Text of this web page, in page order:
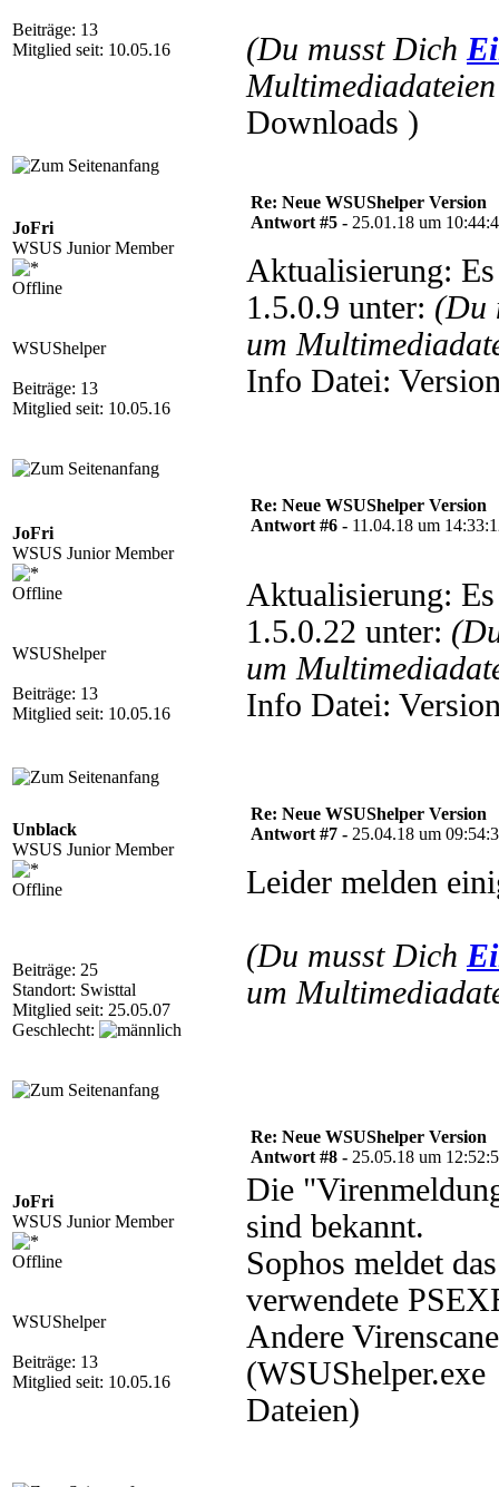
Beiträge: 13
Mitglied seit: 10.05.16
(Du musst Dich
Downloads )
JoFri
WSUS Junior Member
Offline
WSUShelper
Beiträge: 13
Mitglied seit: 10.05.16
Re: Neue WSUShelper Version
Antwort #5 - 25.01.18 um
Aktualisierung:
1.5.0.9 unter: (Du
um
Info Datei:
JoFri
WSUS Junior Member
Offline
WSUShelper
Beiträge: 13
Mitglied seit: 10.05.16
Re: Neue WSUShelper Version
Antwort #6 - 11.04.18 um
Aktualisierung:
1.5.0.22 unter:
um
Info Datei:
Unblack
WSUS Junior Member
Offline
Beiträge: 25
Standort: Swisttal
Mitglied seit: 25.05.07
Geschlecht:
Re: Neue WSUShelper Version
Antwort #7 - 25.04.18 um
Leider melden
(Du musst Dich
um
JoFri
WSUS Junior Member
Offline
WSUShelper
Beiträge: 13
Mitglied seit: 10.05.16
Re: Neue WSUShelper Version
Antwort #8 - 25.05.18 um
Die
sind bekannt.
Sophos meldet
verwendete
Andere
Dateien)